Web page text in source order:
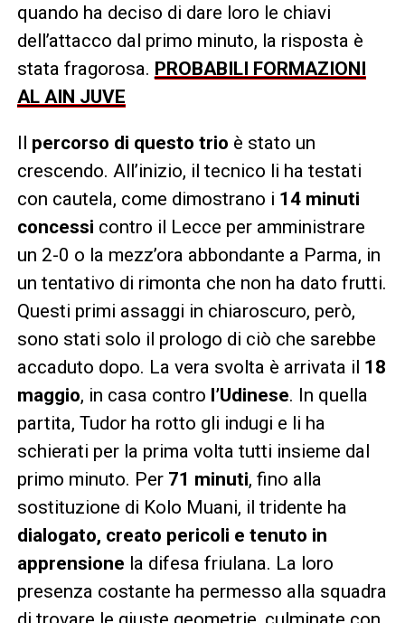
quando ha deciso di dare loro le chiavi
dell’attacco dal primo minuto, la risposta è
stata fragorosa. PROBABILI FORMAZIONI
AL AIN JUVE
Il percorso di questo trio è stato un
crescendo. All’inizio, il tecnico li ha testati
con cautela, come dimostrano i 14 minuti
concessi contro il Lecce per amministrare
un 2-0 o la mezz’ora abbondante a Parma, in
un tentativo di rimonta che non ha dato frutti.
Questi primi assaggi in chiaroscuro, però,
sono stati solo il prologo di ciò che sarebbe
accaduto dopo. La vera svolta è arrivata il 18
maggio, in casa contro l’Udinese. In quella
partita, Tudor ha rotto gli indugi e li ha
schierati per la prima volta tutti insieme dal
primo minuto. Per 71 minuti, fino alla
sostituzione di Kolo Muani, il tridente ha
dialogato, creato pericoli e tenuto in
apprensione la difesa friulana. La loro
presenza costante ha permesso alla squadra